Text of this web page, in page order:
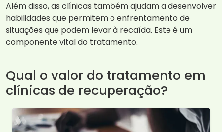
Além disso, as clínicas também ajudam a desenvolver
habilidades que permitem o enfrentamento de
situações que podem levar à recaída. Este é um
componente vital do tratamento.
Qual o valor do tratamento em
clínicas de recuperação?